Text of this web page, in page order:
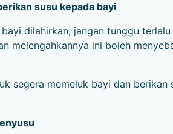
susu kepada bayi
bayi dilahirkan, jangan tunggu
melengahkannya ini boleh
segera memeluk bayi dan berikan